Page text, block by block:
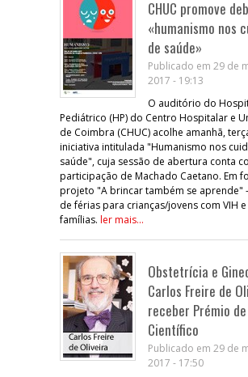
CHUC promove
«humanismo nos
de saúde»
Publicado em 29 de
2017 - 19:13
O auditório do
Pediátrico (HP) do Centro Hospitalar e
de Coimbra (CHUC) acolhe amanhã,
iniciativa intitulada "Humanismo nos
saúde", cuja sessão de abertura conta
participação de Machado Caetano. Em
projeto "A brincar também se aprende"
de férias para crianças/jovens com VIH
famílias. ler mais...
Obstetrícia e
Carlos Freire de
receber Prémio
Científico
Publicado em 29 de
2017 - 17:50